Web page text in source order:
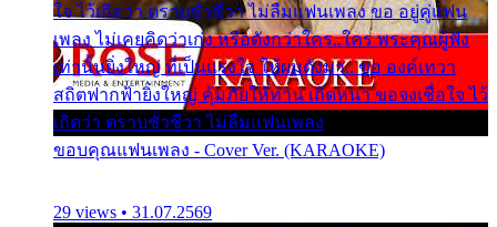
ใจ ไว้เถิดว่า ตราบชั่วชีวา ไม่ลืมแฟนเพลง ขอ อยู่คู่แฟน
เพลง ไม่เคยคิดว่าเก่ง หรือดังกว่าใคร..ใคร พระคุณผู้ฟัง
เท่านั้นยิ่งใหญ่ ที่เป็นแรงใจ ให้ผมดังมา.. ขอ องค์เทวา
สถิตฟากฟ้ายิ่งใหญ่ คุ้มภัยให้ท่าน เถิดหนา ขอจงเชื่อใจ ไว้
เถิดว่า ตราบชั่วชีวา ไม่ลืมแฟนเพลง
ขอบคุณแฟนเพลง - Cover Ver. (KARAOKE)
29 views • 31.07.2569